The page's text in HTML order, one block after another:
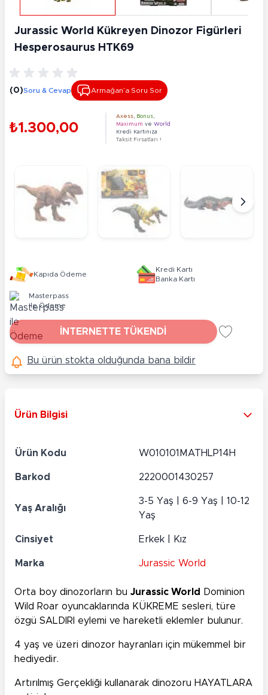
Jurassic World Kükreyen Dinozor Figürleri
Hesperosaurus HTK69
(0)Soru & Cevap Armağan’a Soru Sor
₺1.300,00
Axess Bonus
Maximum ve World
Kredi Kartınıza
Taksit Fırsatları !
Kapıda Ödeme
Kredi Kartı
Banka Kartı
Masterpass
ile Ödeme
İNTERNETTE TÜKENDİ
Bu ürün stokta olduğunda bana bildir
Ürün Bilgisi
Ürün Kodu W010101MATHLP14H
Barkod 2220001430257
Yaş Aralığı
3-5 Yaş | 6-9 Yaş | 10-12
Yaş
Cinsiyet Erkek | Kız
Marka Jurassic World
Orta boy dinozorların bu Jurassic World
Dominion
Wild Roar oyuncaklarında KÜKREME sesleri, türe
özgü SALDIRI eylemi ve hareketli eklemler bulunur.
4 yaş ve üzeri dinozor hayranları için mükemmel bir
hediyedir.
Artırılmış Gerçekliği kullanarak dinozoru HAYATLARA